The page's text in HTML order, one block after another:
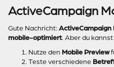
ActiveCampaign
Gute Nachricht: ActiveCampaign
mobile-optimiert. Aber du
Nutze den Mobile Preview
Teste verschiedene